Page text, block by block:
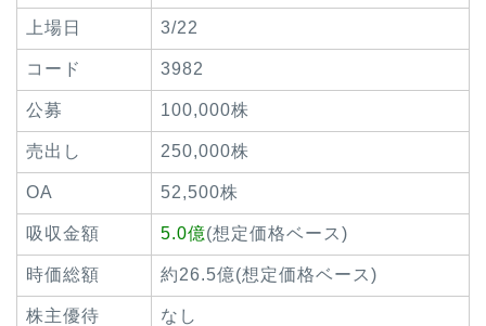
上場日 3/22
コード 3982
公募 100,000株
売出し 250,000株
OA 52,500株
吸収金額 5.0億(想定価格ベース)
時価総額 約26.5億(想定価格ベース)
株主優待 なし